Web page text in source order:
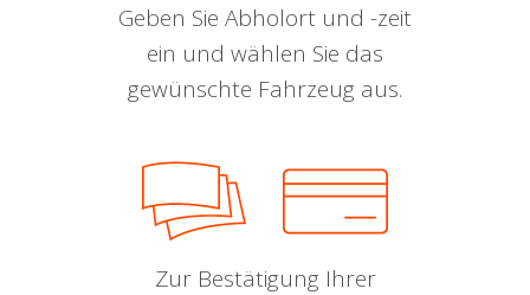
Geben Sie Abholort und -zeit
ein und wählen Sie das
gewünschte Fahrzeug aus.
Zur Bestätigung Ihrer